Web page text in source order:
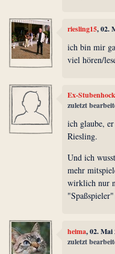
riesling15, 02.
ich bin mir
viel hören/
Ex-
zuletzt
ich glaube,
Riesling.
Und ich
mehr
wirklich nur
heima, 02. Mai
zuletzt